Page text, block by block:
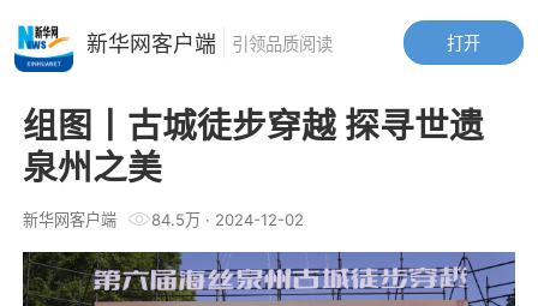
组图丨古城徒步穿越 探寻世遗
泉州之美
新华网客户端 84.5万· 2024-12-02
打开
新华网客户端 引领品质阅读